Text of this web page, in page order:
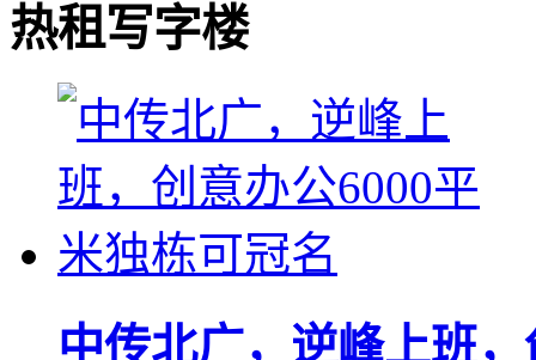
热租写字楼
中传北广，逆峰上班